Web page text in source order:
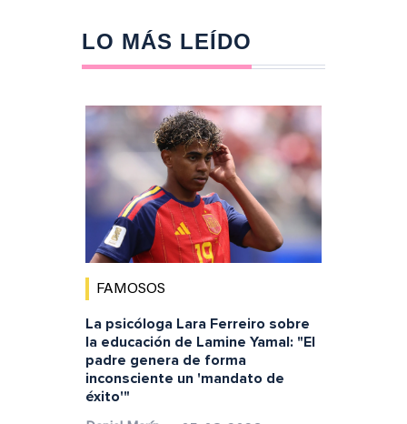
LO MÁS LEÍDO
FAMOSOS
La psicóloga Lara Ferreiro sobre
la educación de Lamine Yamal: "El
padre genera de forma
inconsciente un 'mandato de
éxito'"